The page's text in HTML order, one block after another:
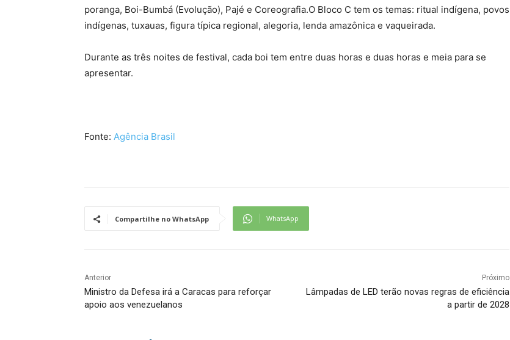
poranga, Boi-Bumbá (Evolução), Pajé e Coreografia.O Bloco C tem os temas: ritual indígena, povos
indígenas, tuxauas, figura típica regional, alegoria, lenda amazônica e vaqueirada.
Durante as três noites de festival, cada boi tem entre duas horas e duas horas e meia para se
apresentar.
Fonte: Agência Brasil
Compartilhe no WhatsApp WhatsApp
Anterior
Ministro da Defesa irá a Caracas para reforçar
apoio aos venezuelanos
Próximo
Lâmpadas de LED terão novas regras de eficiência
a partir de 2028